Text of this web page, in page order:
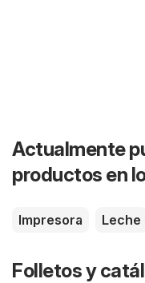
Actualmente
productos en
Impresora Leche
Folletos y